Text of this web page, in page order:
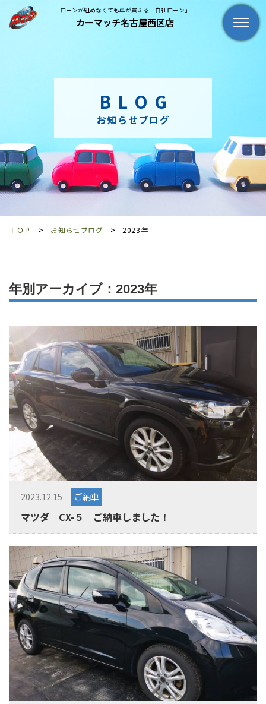
ローンが組めなくても車が買える「自社ローン」
カーマッチ名古屋西区店
BLOG
お知らせブログ
ＴＯＰ お知らせブログ 2023年
年別アーカイブ：2023年
2023.12.15 ご納車
マツダ CX-５ ご納車しました！